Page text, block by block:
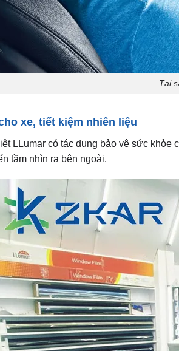
Tại
xe, tiết kiệm nhiên liệu
LLumar có tác dụng bảo vệ sức